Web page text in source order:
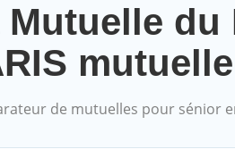
Mutuelle
de mutuelles pour sénior